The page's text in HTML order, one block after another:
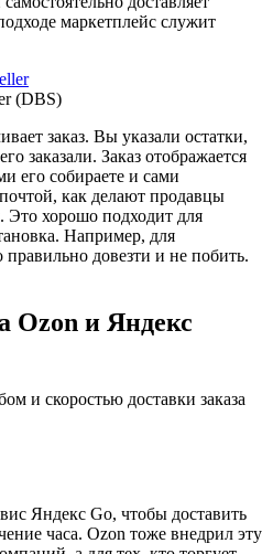
маркетплейс служит
(DBS)
заказ. Вы указали остатки,
заказали. Заказ отображается
его собираете и сами
как делают продавцы
Это хорошо подходит для
Например, для
довезти и не побить.
Ozon и Яндекс
и скоростью доставки заказа
Яндекс Go, чтобы доставить
часа. Ozon тоже внедрил эту